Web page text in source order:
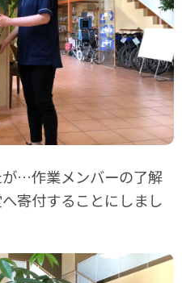
…作業メンバーの了解
寄付することにしまし